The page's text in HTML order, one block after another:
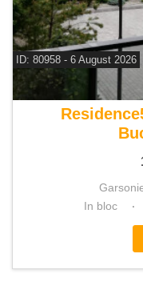
ID: 80958 - 6 August 2026
De
In bloc